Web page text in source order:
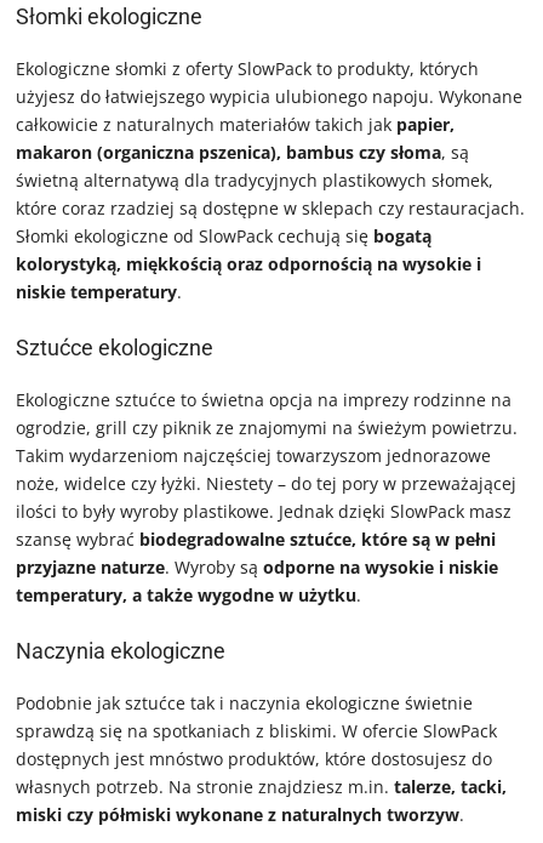
Słomki ekologiczne
Ekologiczne słomki z oferty SlowPack to produkty, których
użyjesz do łatwiejszego wypicia ulubionego napoju. Wykonane
całkowicie z naturalnych materiałów takich jak papier,
makaron (organiczna pszenica), bambus czy słoma, są
świetną alternatywą dla tradycyjnych plastikowych słomek,
które coraz rzadziej są dostępne w sklepach czy restauracjach.
Słomki ekologiczne od SlowPack cechują się bogatą
kolorystyką, miękkością oraz odpornością na wysokie i
niskie temperatury.
Sztućce ekologiczne
Ekologiczne sztućce to świetna opcja na imprezy rodzinne na
ogrodzie, grill czy piknik ze znajomymi na świeżym powietrzu.
Takim wydarzeniom najczęściej towarzyszom jednorazowe
noże, widelce czy łyżki. Niestety – do tej pory w przeważającej
ilości to były wyroby plastikowe. Jednak dzięki SlowPack masz
szansę wybrać biodegradowalne sztućce, które są w pełni
przyjazne naturze. Wyroby sąodporne na wysokie i niskie
temperatury, a także wygodne w użytku.
Naczynia ekologiczne
Podobnie jak sztućce tak i naczynia ekologiczne świetnie
sprawdzą się na spotkaniach z bliskimi. W ofercie SlowPack
dostępnych jest mnóstwo produktów, które dostosujesz do
własnych potrzeb. Na stronie znajdziesz m.in. talerze, tacki,
miski czy półmiski wykonane z naturalnych tworzyw.